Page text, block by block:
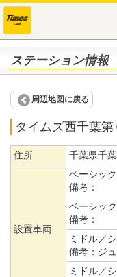
ステーション情報
周辺地図に戻る
タイムズ西千葉第
住所 千葉県千
設置車両
ベーシッ
備考：
ベーシッ
備考：
ミドル／
備考： ジ
ミドル／